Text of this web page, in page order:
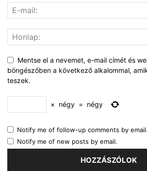
Mentse el a nevemet, e-mail címét és
böngészőben a következő alkalommal,
teszek.
× négy = négy
Notify me of follow-up comments by email.
Notify me of new posts by email.